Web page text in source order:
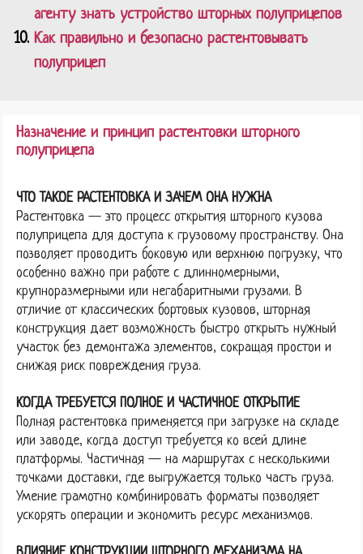
агенту знать устройство шторных полуприцепов
Как правильно и безопасно растентовывать
полуприцеп
Назначение и принцип растентовки шторного
полуприцепа
ЧТО ТАКОЕ РАСТЕНТОВКА И ЗАЧЕМ ОНА НУЖНА
Растентовка — это процесс открытия шторного кузова
полуприцепа для доступа к грузовому пространству. Она
позволяет проводить боковую или верхнюю погрузку, что
особенно важно при работе с длинномерными,
крупноразмерными или негабаритными грузами. В
отличие от классических бортовых кузовов, шторная
конструкция дает возможность быстро открыть нужный
участок без демонтажа элементов, сокращая простои и
снижая риск повреждения груза.
КОГДА ТРЕБУЕТСЯ ПОЛНОЕ И ЧАСТИЧНОЕ ОТКРЫТИЕ
Полная растентовка применяется при загрузке на складе
или заводе, когда доступ требуется ко всей длине
платформы. Частичная — на маршрутах с несколькими
точками доставки, где выгружается только часть груза.
Умение грамотно комбинировать форматы позволяет
ускорять операции и экономить ресурс механизмов.